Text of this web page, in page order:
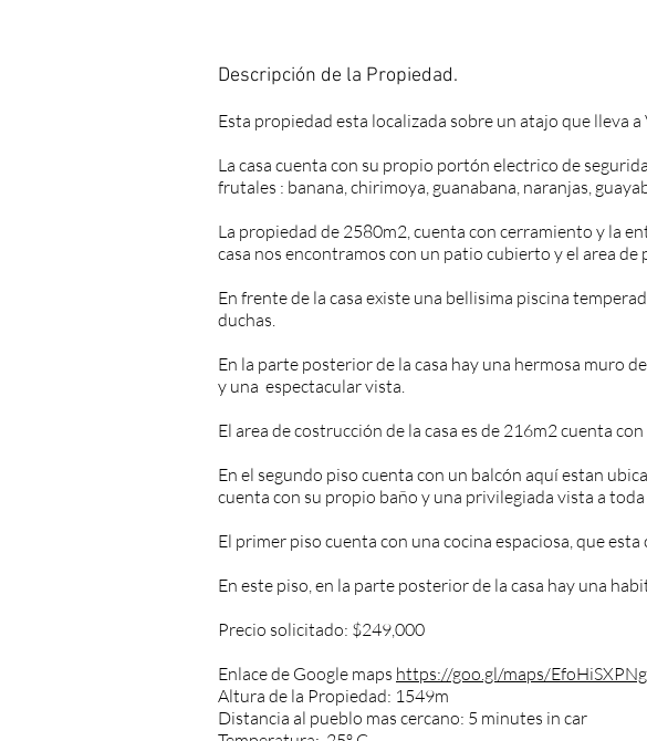
Descripción de la Propiedad.
Esta propiedad esta localizada sobre un atajo que lleva
La casa cuenta con su propio portón electrico de
frutales : banana, chirimoya, guanabana, naranjas,
La propiedad de 2580m2, cuenta con cerramiento y la
casa nos encontramos con un patio cubierto y el area
En frente de la casa existe una bellisima piscina
duchas.
En la parte posterior de la casa hay una hermosa muro
y una espectacular vista.
El area de costrucción de la casa es de 216m2 cuenta
En el segundo piso cuenta con un balcón aquí estan
cuenta con su propio baño y una privilegiada vista a
El primer piso cuenta con una cocina espaciosa, que
En este piso, en la parte posterior de la casa hay una
Precio solicitado: $249,000
Enlace de Google maps https://goo.gl/maps/
Altura de la Propiedad: 1549m
Distancia al pueblo mas cercano: 5 minutes in car